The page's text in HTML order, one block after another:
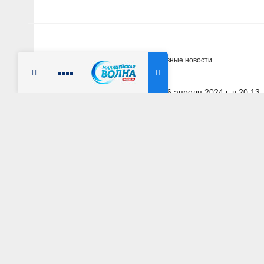
Новости Оперативные новости
6 апреля 2024 г. в 20:13
Радио Милицейская волна